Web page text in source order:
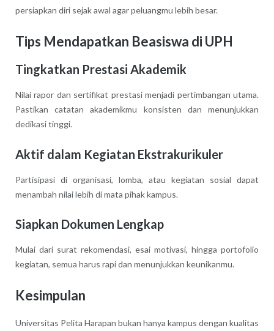
persiapkan diri sejak awal agar peluangmu lebih besar.
Tips Mendapatkan Beasiswa di UPH
Tingkatkan Prestasi Akademik
Nilai rapor dan sertifikat prestasi menjadi pertimbangan utama.
Pastikan catatan akademikmu konsisten dan menunjukkan
dedikasi tinggi.
Aktif dalam Kegiatan Ekstrakurikuler
Partisipasi di organisasi, lomba, atau kegiatan sosial dapat
menambah nilai lebih di mata pihak kampus.
Siapkan Dokumen Lengkap
Mulai dari surat rekomendasi, esai motivasi, hingga portofolio
kegiatan, semua harus rapi dan menunjukkan keunikanmu.
Kesimpulan
Universitas Pelita Harapan bukan hanya kampus dengan kualitas